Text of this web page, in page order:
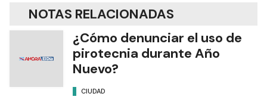
NOTAS RELACIONADAS
¿Cómo denunciar el uso de
pirotecnia durante Año
Nuevo?
CIUDAD